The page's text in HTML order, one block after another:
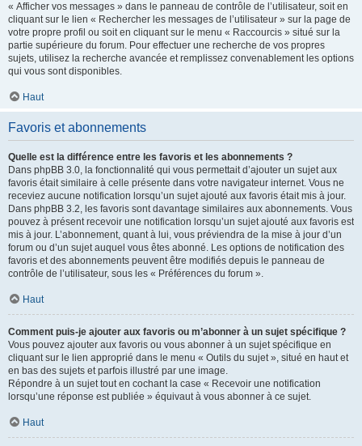
« Afficher vos messages » dans le panneau de contrôle de l’utilisateur, soit en
cliquant sur le lien « Rechercher les messages de l’utilisateur » sur la page de
votre propre profil ou soit en cliquant sur le menu « Raccourcis » situé sur la
partie supérieure du forum. Pour effectuer une recherche de vos propres
sujets, utilisez la recherche avancée et remplissez convenablement les options
qui vous sont disponibles.
Haut
Favoris et abonnements
Quelle est la différence entre les favoris et les abonnements ?
Dans phpBB 3.0, la fonctionnalité qui vous permettait d’ajouter un sujet aux
favoris était similaire à celle présente dans votre navigateur internet. Vous ne
receviez aucune notification lorsqu’un sujet ajouté aux favoris était mis à jour.
Dans phpBB 3.2, les favoris sont davantage similaires aux abonnements. Vous
pouvez à présent recevoir une notification lorsqu’un sujet ajouté aux favoris est
mis à jour. L’abonnement, quant à lui, vous préviendra de la mise à jour d’un
forum ou d’un sujet auquel vous êtes abonné. Les options de notification des
favoris et des abonnements peuvent être modifiés depuis le panneau de
contrôle de l’utilisateur, sous les « Préférences du forum ».
Haut
Comment puis-je ajouter aux favoris ou m’abonner à un sujet spécifique ?
Vous pouvez ajouter aux favoris ou vous abonner à un sujet spécifique en
cliquant sur le lien approprié dans le menu « Outils du sujet », situé en haut et
en bas des sujets et parfois illustré par une image.
Répondre à un sujet tout en cochant la case « Recevoir une notification
lorsqu’une réponse est publiée » équivaut à vous abonner à ce sujet.
Haut